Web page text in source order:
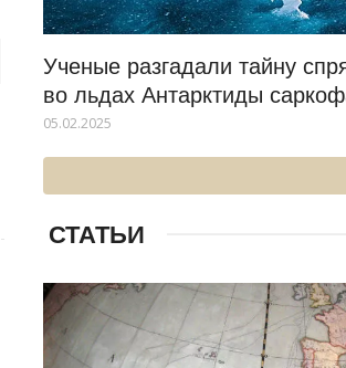
Ученые разгадали тайну
во льдах Антарктиды
05.02.2025
СТАТЬИ